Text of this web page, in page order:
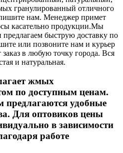
гранулированный отличного
нам. Менеджер примет
касательно продукции.Мы
быструю доставку по
или позвоните нам и курьер
в любую точку города. Вся
и натуральная.
жмых
по доступным ценам.
удобные
Для оптовиков цены
в зависимости
работе